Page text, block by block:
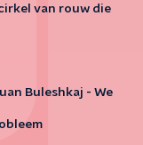
van rouw die
Buleshkaj - We